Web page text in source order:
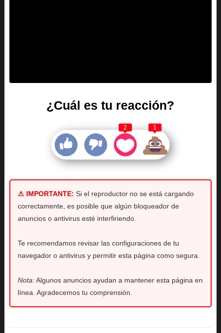
¿Cuál es tu reacción?
2 1
⚠ IMPORTANTE: Si el reproductor no se está cargando
correctamente, es posible que algún bloqueador de
anuncios o antivirus esté interfiriendo.
Te recomendamos revisar las configuraciones de tu
navegador o antivirus y permitir esta página como segura.
Nota:Algunos anuncios ayudan a mantener esta página en
línea. Agradecemos tu comprensión.